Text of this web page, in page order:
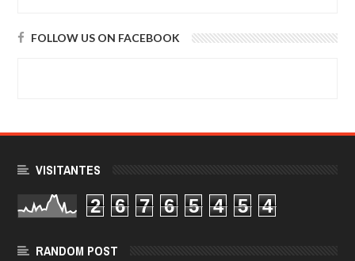
FOLLOW US ON FACEBOOK
VISITANTES
2 6 7 6 5 4 5 4
RANDOM POST